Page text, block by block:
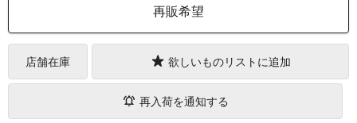
再販希望
店舗在庫 欲しいものリストに追加
再入荷を通知する